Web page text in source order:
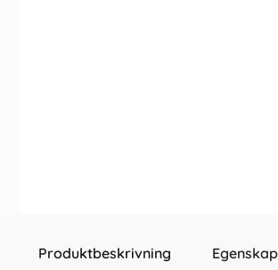
Produktbeskrivning